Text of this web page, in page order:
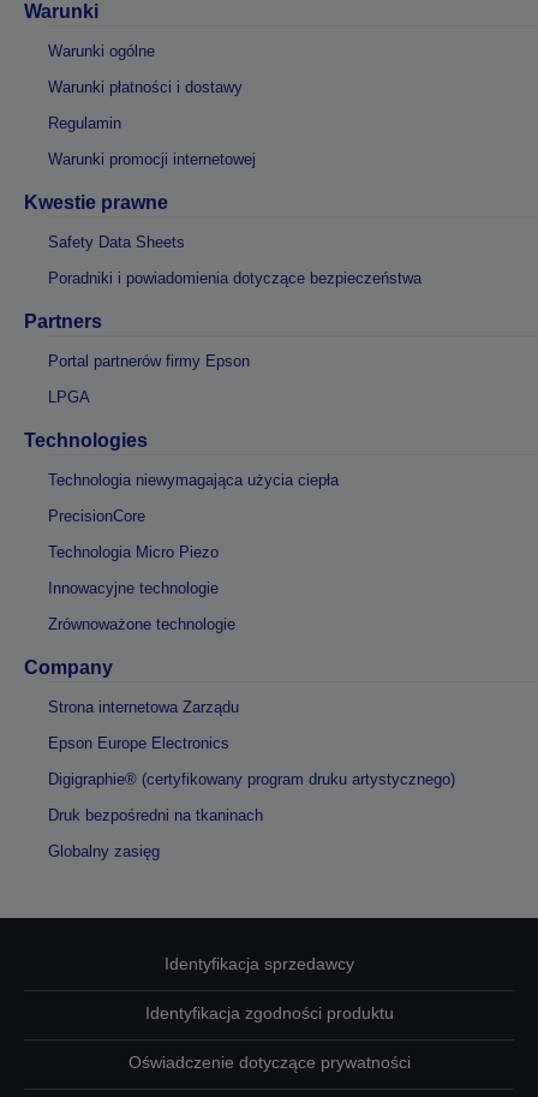
Warunki
Warunki ogólne
Warunki płatności i dostawy
Regulamin
Warunki promocji internetowej
Kwestie prawne
Safety Data Sheets
Poradniki i powiadomienia dotyczące bezpieczeństwa
Partners
Portal partnerów firmy Epson
LPGA
Technologies
Technologia niewymagająca użycia ciepła
PrecisionCore
Technologia Micro Piezo
Innowacyjne technologie
Zrównoważone technologie
Company
Strona internetowa Zarządu
Epson Europe Electronics
Digigraphie® (certyfikowany program druku artystycznego)
Druk bezpośredni na tkaninach
Globalny zasięg
Identyfikacja sprzedawcy
Identyfikacja zgodności produktu
Oświadczenie dotyczące prywatności